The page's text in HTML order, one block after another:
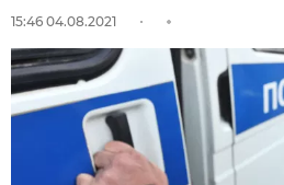
15:46 04.08.2021